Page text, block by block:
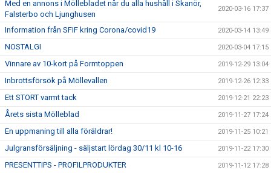
Med en annons i Möllebladet når du alla hushåll i Skanör,
Falsterbo och Ljunghusen
2020-03-16 17:37
Information från SFIF kring Corona/covid19 2020-03-14 13:49
NOSTALGI 2020-03-04 17:15
Vinnare av 10-kort på Formtoppen 2019-12-29 13:04
Inbrottsförsök på Möllevallen 2019-12-26 12:33
Ett STORT varmt tack 2019-12-21 22:23
Årets sista Mölleblad 2019-11-27 17:24
En uppmaning till alla föräldrar! 2019-11-25 10:21
Julgransförsäljning - säljstart lördag 30/11 kl 10-16 2019-11-22 17:30
PRESENTTIPS - PROFILPRODUKTER 2019-11-12 17:28